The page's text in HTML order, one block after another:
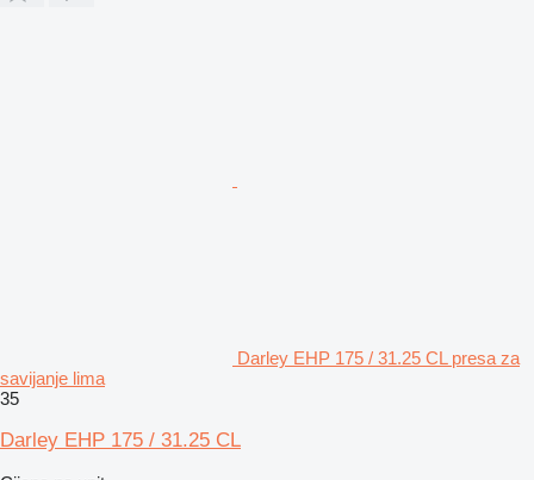
Darley EHP 175 / 31.25 CL presa za
savijanje lima
35
Darley EHP 175 / 31.25 CL